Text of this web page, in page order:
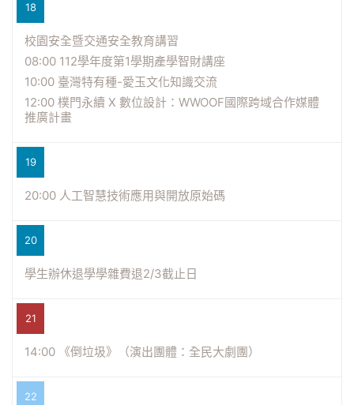
18
校園安全暨交通安全教育講習
08:00 112學年度第1學期產學智財講座
10:00 臺灣特有種-愛玉文化知識交流
12:00 樸門永續 X 數位設計：WWOOF國際跨域合作媒體
推廣計畫
19
20:00 人工智慧技術應用與開放原始碼
20
學生辦休退學學雜費退2/3截止日
21
14:00 《倒垃圾》（演出團體：全民大劇團）
22